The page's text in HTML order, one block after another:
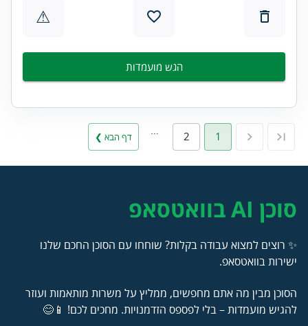
⚠
הגש מועמדות
1
2 דף הבא ❯
סוכן AI בוואטסאפ
✨ רוצים למצוא עבודה בקלות? שוחחו עם הסוכן החכם שלנו
ישירות בוואטסאפ.
הסוכן מבין מה אתם מחפשים, ממליץ על משרות מותאמות ועוזר
להגיש מועמדות – בלי לפספס הזדמנויות. מחכים לכם! 📱😊